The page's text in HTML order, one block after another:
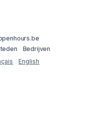
Bedrijven
English